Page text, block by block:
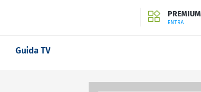
PREMIUM
ENTRA
Guida TV